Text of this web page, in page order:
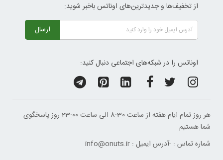
از تخفیف‌ها و جدیدترین‌های اوناتس باخبر شوید:
ارسال
اوناتس را در شبکه‌های اجتماعی دنبال کنید:
هر روز تمام ایام هفته از ساعت 8:30 الی ساعت 23:00 ‌روز پاسخگوی
شما هستیم
شماره تماس : -آدرس ایمیل : info@onuts.ir